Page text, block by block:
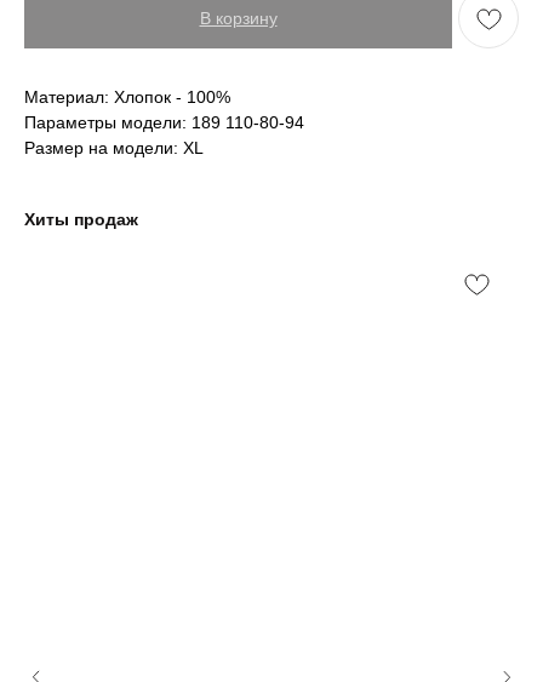
В корзину
Материал: Хлопок - 100%
Параметры модели: 189 110-80-94
Размер на модели: XL
Хиты продаж